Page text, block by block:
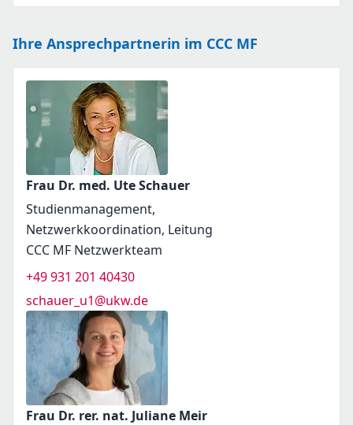
Ihre Ansprechpartnerin im CCC MF
Frau Dr. med. Ute Schauer
Studienmanagement,
Netzwerkkoordination, Leitung
CCC MF Netzwerkteam
+49 931 201 40430
schauer_u1@ukw.de
Frau Dr. rer. nat. Juliane Meir